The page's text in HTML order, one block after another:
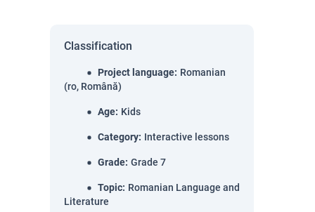
Classification
Project language: Romanian
(ro, Română)
Age: Kids
Category: Interactive lessons
Grade: Grade 7
Topic: Romanian Language and
Literature